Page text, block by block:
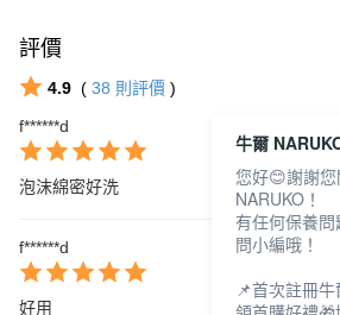
評價
4.9 ( 38 則評價 )
f******d
泡沫綿密好洗
f******d
好用
牛爾
您好😊謝謝
NARUKO！
有任何保養
問小編哦！
📌首次註冊